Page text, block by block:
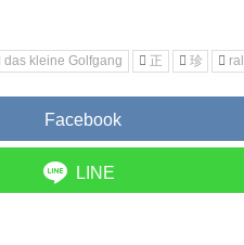
das kleine Golfgang 正 珍
Facebook
LINE